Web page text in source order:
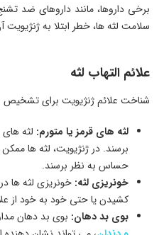
برخی داروها، مانند داروهای ضد
سلامت لثه ها، خطر ابتلا به
علائم التهاب لثه
شناخت علائم ژنژیویت برای
لثه های قرمز یا متورم: لثه
برسند. در ژنژیویت، لثه ها
حساس به نظر برسند.
خونریزی لثه: خونریزی لثه ها
کشیدن یا حتی خود به خود از
بوی بد دهان: بوی بد دهان